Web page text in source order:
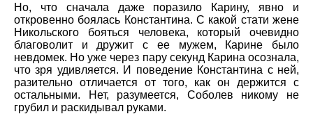
Но, что сначала даже поразило Карину, явно и
откровенно боялась Константина. С какой стати жене
Никольского бояться человека, который очевидно
благоволит и дружит с ее мужем, Карине было
невдомек. Но уже через пару секунд Карина осознала,
что зря удивляется. И поведение Константина с ней,
разительно отличается от того, как он держится с
остальными. Нет, разумеется, Соболев никому не
грубил и раскидывал руками.